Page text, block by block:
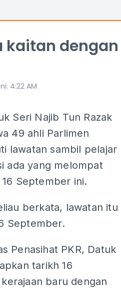
dengan
: 4:22 AM
Seri Najib Tun Razak
49 ahli Parlimen
lawatan sambil pelajar
ada yang melompat
September ini.
berkata, lawatan itu
September.
Penasihat PKR, Datuk
tarikh 16
baru dengan